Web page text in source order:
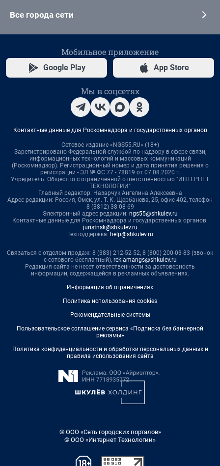
Все города сети
Мобильное приложение
Google Play App Store
Мы в соцсетях
Контактные данные для Роскомнадзора и государственных органов
Сетевое издание «NGS55.RU» (18+)
Зарегистрировано Федеральной службой по надзору в сфере связи,
информационных технологий и массовых коммуникаций
(Роскомнадзор). Регистрационный номер и дата принятия решения о
регистрации - ЭЛ № ФС 77 - 78819 от 07.08.2020 г.
Учредитель: Общество с ограниченной ответственностью "ИНТЕРНЕТ
ТЕХНОЛОГИИ"
Главный редактор: Назарчук Ангелина Алексеевна
Адрес редакции: Россия, Омск, ул. Т. К. Щербанева, 25, офис 402, телефон
8 (3812) 38-08-69
Электронный адрес редакции: ngs55@shkulev.ru
Контактные данные для Роскомнадзора и государственных органов:
juristnsk@shkulev.ru
Техподдержка: help@shkulev.ru
Связаться с отделом продаж: 8 (383) 212-52-52, 8 (800) 200-03-83 (звонок
с сотового бесплатный), reklamangs@shkulev.ru
Редакция сайта не несет ответственности за достоверность
информации, содержащейся в рекламных объявлениях.
Информация об ограничениях
Политика использования cookies
Рекомендательные системы
Пользовательское соглашение сервиса «Подписка без баннерной
рекламы»
Политика конфиденциальности и обработки персональных данных и
правила использования сайта
© ООО «Сеть городских порталов»
© ООО «Интернет Технологии»